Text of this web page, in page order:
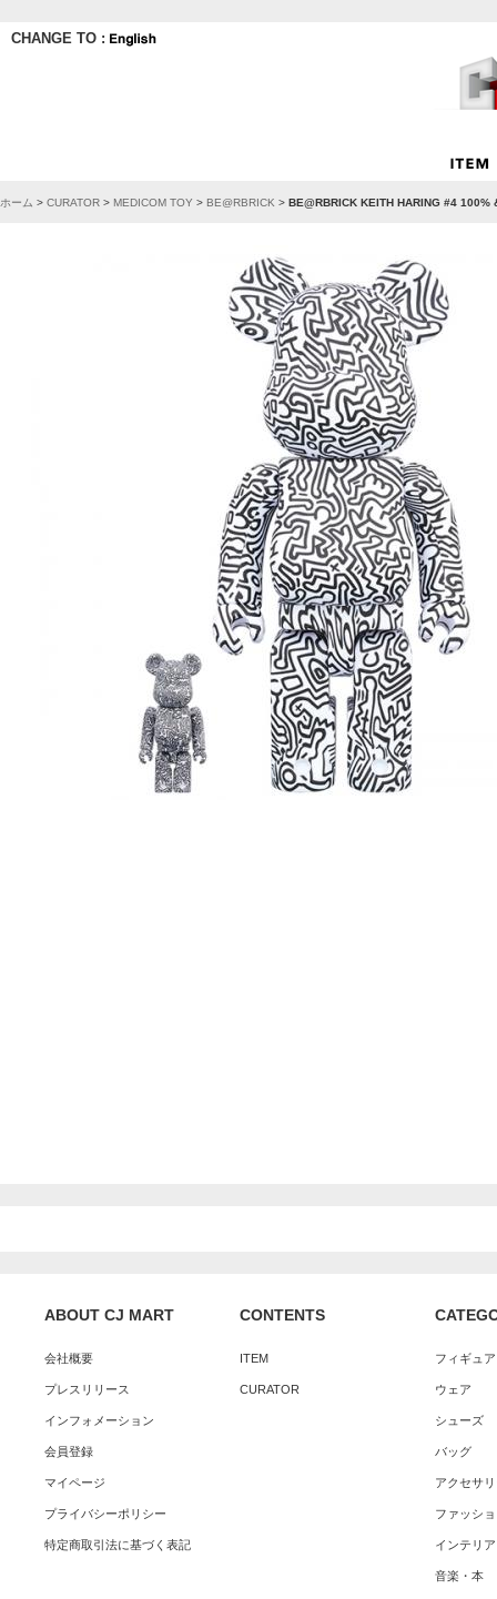
CHANGE TO :
ホーム > CURATOR > MEDICOM TOY > BE@RBRICK > BE@RBRICK KEITH HARING #4 100%
ABOUT CJ MART
会社概要
プレスリリース
インフォメーション
会員登録
マイページ
プライバシーポリシー
特定商取引法に基づく表記
CONTENTS
ITEM
CURATOR
フィギュ
ウェア
シューズ
バッグ
アクセサ
ファッシ
インテリア
音楽・本